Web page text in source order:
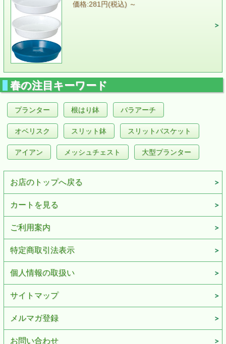
価格:281円(税込) ～
春の注目キーワード
プランター 根はり鉢 バラアーチ
オベリスク スリット鉢 スリットバスケット
アイアン メッシュチェスト 大型プランター
お店のトップへ戻る
カートを見る
ご利用案内
特定商取引法表示
個人情報の取扱い
サイトマップ
メルマガ登録
お問い合わせ